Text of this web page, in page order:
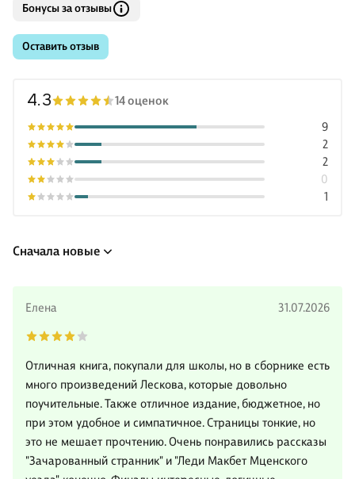
Бонусы за отзывы
Оставить отзыв
4.3 14 оценок
1
0
2
2
9
Сначала новые
Елена 31.07.2026
Отличная книга, покупали для школы, но в сборнике есть
много произведений Лескова, которые довольно
поучительные. Также отличное издание, бюджетное, но
при этом удобное и симпатичное. Страницы тонкие, но
это не мешает прочтению. Очень понравились рассказы
"Зачарованный странник" и "Леди Макбет Мценского